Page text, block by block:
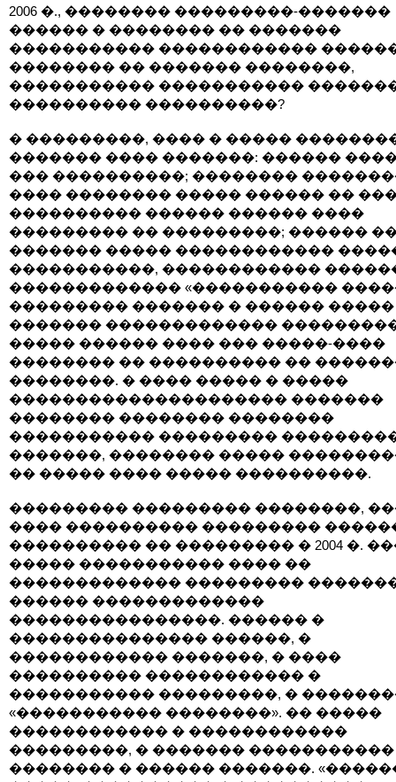
2006 �., �������� ���������-�������
������ � �������� �� �������
����������� ������������ ������
�������� �� ������� ��������,
����������� �����������
���������� ����������?
� ���������, ���� � �����
������� ���� �������: ������
��� ����������; ��������
���� �������� ����� ������ ��
���������� ������ ������ ����
��������� �� ���������; ������
������� ����� ������������
�����������, ������������
������������� «�����������
��������� ������� � ������ �����
������� �������������
����� ������ ���� ��� �����-����
�������� �� ���������� ��
��������. � ���� ����� � �����
��������������������� �������
�������� �������� ��������
����������� ���������
�������, �������� �����
�� ����� ���� ����� ����������.
��������� ��������� ��������,
���� ���������� ���������
���������� �� ��������� � 2004 �.
����� ����������� ���� ��
������������� ���������
������ �������������
����������������. ������ �
��������������� ������, �
������������ �������, � ����
���������� ������������ �
����������� ���������, �
«����������� ��������». �� �����
������������ � ������������
���������, � ������� �����������
�������� � ������ �������.